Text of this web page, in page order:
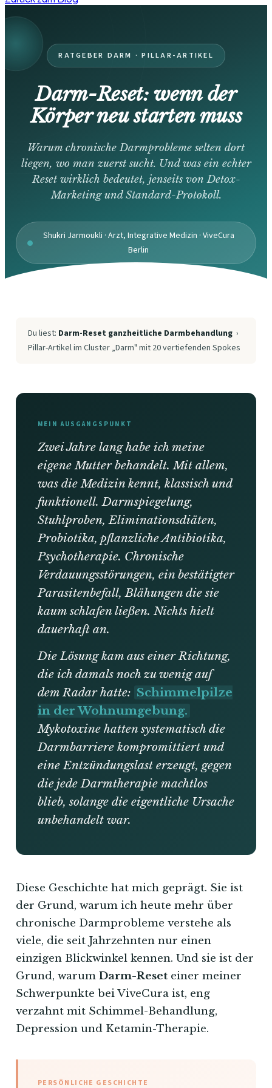
RATGEBER DARM · PILLAR-ARTIKEL
Darm-Reset: wenn der
Körper neu starten muss
Warum chronische Darmprobleme selten dort
liegen, wo man zuerst sucht. Und was ein echter
Reset wirklich bedeutet, jenseits von Detox-
Marketing und Standard-Protokoll.
Shukri Jarmoukli · Arzt, Integrative Medizin · ViveCura
Berlin
Du liest: Darm-Reset ganzheitliche Darmbehandlung ›
Pillar-Artikel im Cluster „Darm" mit 20 vertiefenden Spokes
MEIN AUSGANGSPUNKT
Zwei Jahre lang habe ich meine
eigene Mutter behandelt. Mit allem,
was die Medizin kennt, klassisch und
funktionell. Darmspiegelung,
Stuhlproben, Eliminationsdiäten,
Probiotika, pflanzliche Antibiotika,
Psychotherapie. Chronische
Verdauungsstörungen, ein bestätigter
Parasitenbefall, Blähungen die sie
kaum schlafen ließen. Nichts hielt
dauerhaft an.
Die Lösung kam aus einer Richtung,
die ich damals noch zu wenig auf
dem Radar hatte: Schimmelpilze
in der Wohnumgebung.
Mykotoxine hatten systematisch die
Darmbarriere kompromittiert und
eine Entzündungslast erzeugt, gegen
die jede Darmtherapie machtlos
blieb, solange die eigentliche Ursache
unbehandelt war.
Diese Geschichte hat mich geprägt. Sie ist
der Grund, warum ich heute mehr über
chronische Darmprobleme verstehe als
viele, die seit Jahrzehnten nur einen
einzigen Blickwinkel kennen. Und sie ist der
Grund, warum Darm-Reset einer meiner
Schwerpunkte bei ViveCura ist, eng
verzahnt mit Schimmel-Behandlung,
Depression und Ketamin-Therapie.
PERSÖNLICHE GESCHICHTE